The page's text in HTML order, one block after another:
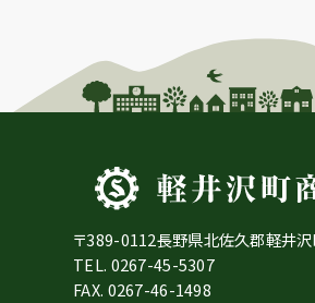
〒389-0112長野県北佐久郡軽井
TEL. 0267-45-5307
FAX. 0267-46-1498